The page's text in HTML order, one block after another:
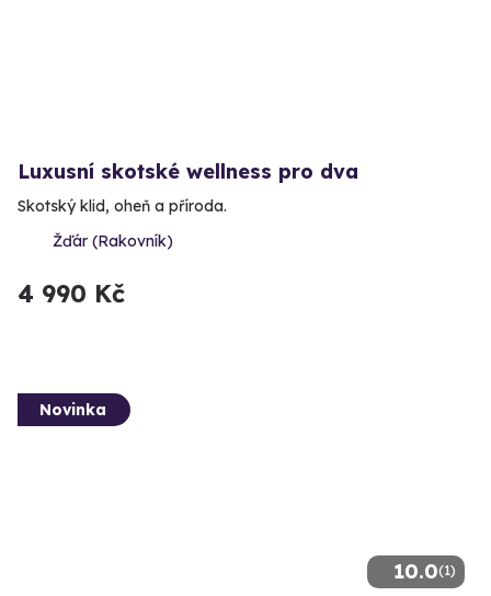
Luxusní skotské wellness pro dva
Skotský klid, oheň a příroda.
Žďár (Rakovník)
4 990 Kč
10.0(1)
Novinka